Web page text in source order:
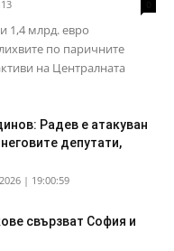
1,4 млрд. евро
по паричните
на Централната
Радев е атакуван
депутати,
| 19:00:59
свързват София и